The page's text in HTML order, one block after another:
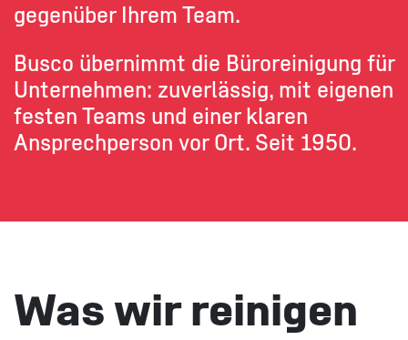
gegenüber Ihrem Team.
Busco übernimmt die Büroreinigung für
Unternehmen: zuverlässig, mit eigenen
festen Teams und einer klaren
Ansprechperson vor Ort. Seit 1950.​
Was wir reinigen​